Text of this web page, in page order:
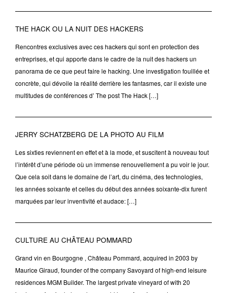
THE HACK OU LA NUIT DES HACKERS
Rencontres exclusives avec ces hackers qui sont en protection des
entreprises, et qui apporte dans le cadre de la nuit des hackers un
panorama de ce que peut faire le hacking. Une investigation fouillée et
concrète, qui dévoile la réalité derrière les fantasmes, car il existe une
multitudes de conférences d’ The post The Hack […]
JERRY SCHATZBERG DE LA PHOTO AU FILM
Les sixties reviennent en effet et à la mode, et suscitent à nouveau tout
l’intérêt d’une période où un immense renouvellement a pu voir le jour.
Que cela soit dans le domaine de l’art, du cinéma, des technologies,
les années soixante et celles du début des années soixante-dix furent
marquées par leur inventivité et audace: […]
CULTURE AU CHÂTEAU POMMARD
Grand vin en Bourgogne , Château Pommard, acquired in 2003 by
Maurice Giraud, founder of the company Savoyard of high-end leisure
residences MGM Builder. The largest private vineyard of with 20